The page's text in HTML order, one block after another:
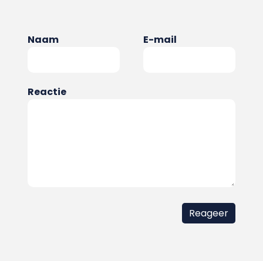
Naam E-mail
Reactie